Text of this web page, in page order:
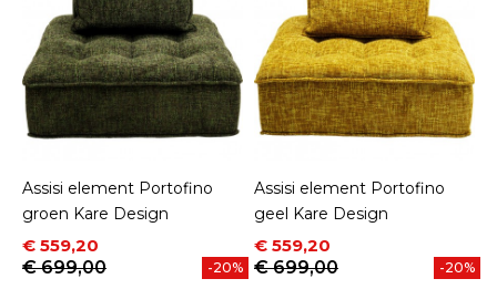
Assisi element Portofino
groen Kare Design
Prijs
€ 559,20
Normale prijs
€ 699,00
-20%
Assisi element Portofino
geel Kare Design
Prijs
€ 559,20
Normale prijs
€ 699,00
-20%